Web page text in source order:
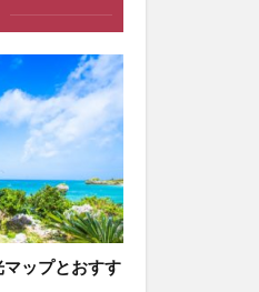
ップとおすす